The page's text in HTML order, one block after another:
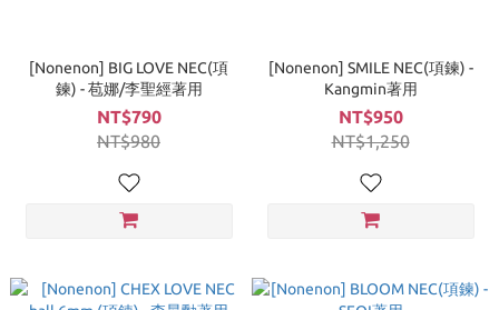
[Nonenon] BIG LOVE NEC(項
鍊) - 苞娜/李聖經著用
NT$790
NT$980
[Nonenon] SMILE NEC(項鍊) -
Kangmin著用
NT$950
NT$1,250